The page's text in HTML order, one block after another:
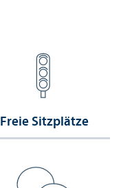
Freie Sitzplätze